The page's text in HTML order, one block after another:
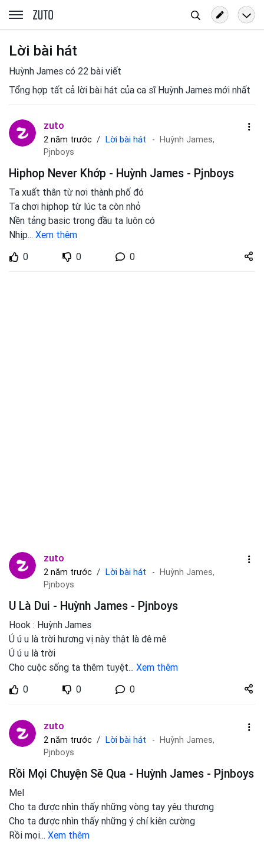
zuto.vn
kiếm
Lời bài hát
Huỳnh James có 22 bài viết
Tổng hợp tất cả lời bài hát của ca sĩ Huỳnh James mới nhất
zuto
2 năm trước Lời bài hát
Huỳnh James,
Pjnboys
Hiphop Never Khớp - Huỳnh James - Pjnboys
Ta xuất thân từ nơi thành phố đó
Ta chơi hiphop từ lúc ta còn nhỏ
Nền tảng basic trong đầu ta luôn có
Nhịp... Xem thêm
0
0 0
Share
zuto.vn
zuto
2 năm trước Lời bài hát
Huỳnh James,
Pjnboys
U Là Dui - Huỳnh James - Pjnboys
Hook : Huỳnh James
Ú ú u là trời hương vị này thật là đê mê
Ú ú u là trời
Cho cuộc sống ta thêm tuyệt... Xem thêm
0
0 0
Share
zuto.vn
zuto
2 năm trước Lời bài hát
Huỳnh James,
Pjnboys
Rồi Mọi Chuyện Sẽ Qua - Huỳnh James - Pjnboys
Mel
Cho ta được nhìn thấy những vòng tay yêu thương
Cho ta được nhìn thấy những ý chí kiên cường
Rồi mọi... Xem thêm